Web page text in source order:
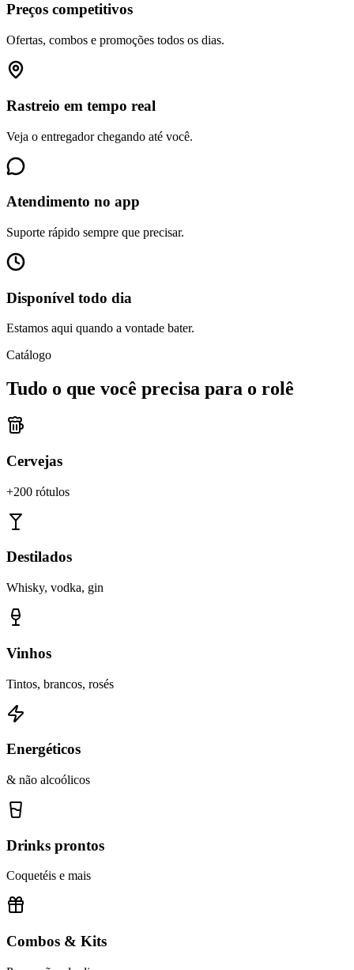
Preços competitivos
Ofertas, combos e promoções todos os dias.
Rastreio em tempo real
Veja o entregador chegando até você.
Atendimento no app
Suporte rápido sempre que precisar.
Disponível todo dia
Estamos aqui quando a vontade bater.
Catálogo
Tudo o que você precisa para o rolê
Cervejas
+200 rótulos
Destilados
Whisky, vodka, gin
Vinhos
Tintos, brancos, rosés
Energéticos
& não alcoólicos
Drinks prontos
Coquetéis e mais
Combos & Kits